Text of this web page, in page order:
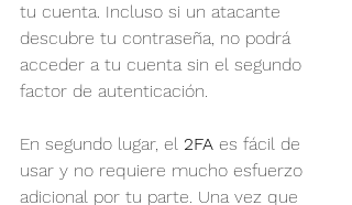
tu cuenta. Incluso si un atacante
descubre tu contraseña, no podrá
acceder a tu cuenta sin el segundo
factor de autenticación.
En segundo lugar, el 2FA es fácil de
usar y no requiere mucho esfuerzo
adicional por tu parte. Una vez que